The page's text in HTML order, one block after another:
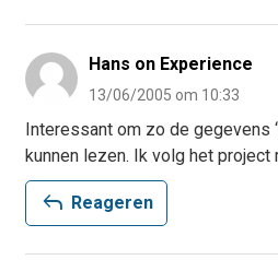
Hans on Experience
13/06/2005 om 10:33
Interessant om zo de gegevens
kunnen lezen. Ik volg het
reply Reageren